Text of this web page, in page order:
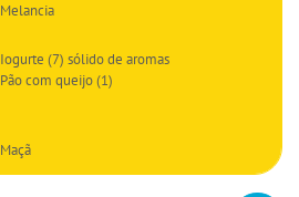
Melancia
Iogurte (7) sólido de aromas
Pão com queijo (1)
Maçã